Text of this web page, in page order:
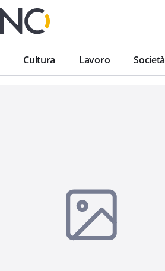
Cultura Lavoro Società